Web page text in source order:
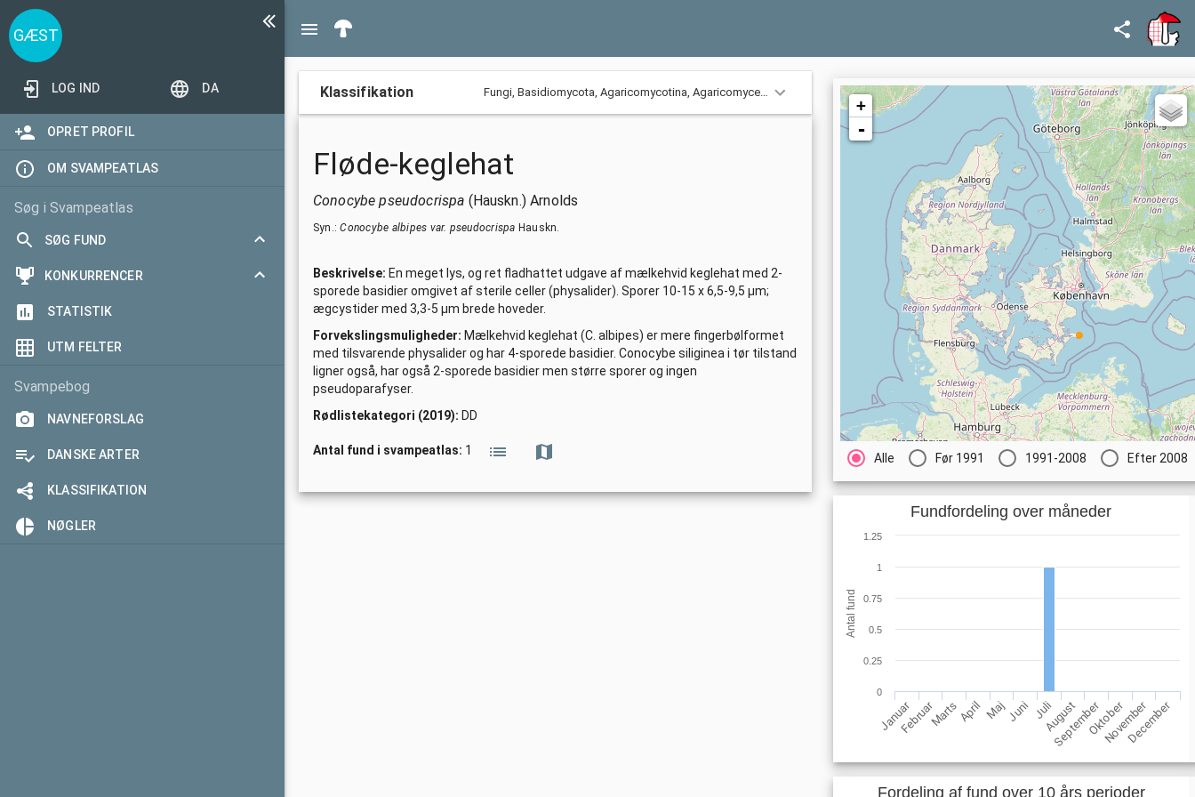
GÆST
LOG IND DA
OPRET PROFIL
OM SVAMPEATLAS
Søg i Svampeatlas
SØG FUND
Toggle
collapsed
Søgeformular
I dag
Seneste 3 dage
Seneste 7 dage
Udenlandske fund
KONKURRENCER
Toggle
collapsed
Mest aktive validator
Flest arter
Årets hitjæger
Årets slider
Årets højdespringer
Årets mobilrapportør
Årets arkivar
STATISTIK
UTM FELTER
Svampebog
NAVNEFORSLAG
DANSKE ARTER
KLASSIFIKATION
NØGLER
Klassifikation Fungi, Basidiomycota, Agaricomycotina, Agaricomycetes, Agaricomycetidae, Agaricales,Bolbitiaceae,Conocybe,Conocybe pseudocrispa
Fløde-keglehat
Conocybe pseudocrispa (Hauskn.) Arnolds
Syn.:Conocybe albipes var. pseudocrispa Hauskn.
Beskrivelse: En meget lys, og ret fladhattet udgave af mælkehvid keglehat med 2-
sporede basidier omgivet af sterile celler (physalider). Sporer 10-15 x 6,5-9,5 µm;
ægcystider med 3,3-5 µm brede hoveder.
Forvekslingsmuligheder: Mælkehvid keglehat (C. albipes) er mere fingerbølformet
med tilsvarende physalider og har 4-sporede basidier. Conocybe siliginea i tør tilstand
ligner også, har også 2-sporede basidier men større sporer og ingen
pseudoparafyser.
Rødlistekategori (2019): DD
Antal fund i svampeatlas: 1
+
-
Alle Før 1991 1991-2008 Efter 2008
Antal fund
Fundfordeling over måneder
JanuarFebruarMartsApril MajJuni JuliAugust
SeptemberOktober
November
December
0
0.25
0.5
0.75
1
1.25
Fordeling af fund over 10 års perioder